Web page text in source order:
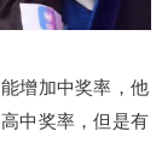
增加中奖率，他
中奖率，但是有